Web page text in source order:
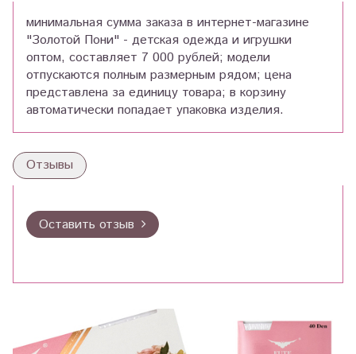
минимальная сумма заказа в интернет-магазине
"Золотой Пони" - детская одежда и игрушки
оптом, составляет 7 000 рублей; модели
отпускаются полным размерным рядом; цена
представлена за единицу товара; в корзину
автоматически попадает упаковка изделия.
Отзывы
Оставить отзыв